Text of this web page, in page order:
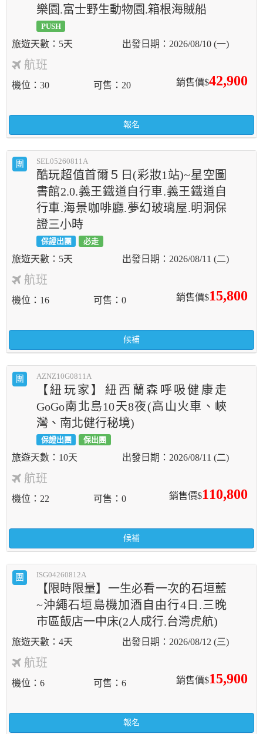
樂園.富士野生動物園.箱根海賊船
PUSH
5天 2026/08/10 (一)
航班
銷售價$42,900
機位 30 可售 20
報名
團 SEL05260811A
酷玩超值首爾５日(彩妝1站)~星空圖
書館2.0.義王鐵道自行車.義王鐵道自
行車.海景咖啡廳.夢幻玻璃屋.明洞保
證三小時
保證出團 必走
5天 2026/08/11 (二)
航班
銷售價$15,800
機位 16 可售 0
候補
團 AZNZ10G0811A
【紐玩家】紐西蘭森呼吸健康走
GoGo南北島10天8夜(高山火車、峽
灣、南北健行秘境)
保證出團 保出團
10天 2026/08/11 (二)
航班
銷售價$110,800
機位 22 可售 0
候補
團 ISG04260812A
【限時限量】一生必看一次的石垣藍
~沖繩石垣島機加酒自由行4日.三晚
市區飯店一中床(2人成行.台灣虎航)
4天 2026/08/12 (三)
航班
銷售價$15,900
機位 6 可售 6
報名